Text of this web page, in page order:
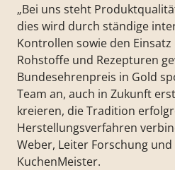
„Bei uns steht
dies wird durch ständige
Kontrollen sowie den
Rohstoffe und Rezepturen
Bundesehrenpreis in Gold
Team an, auch in Zukunft
kreieren, die Tradition
Herstellungsverfahren
Weber, Leiter Forschung
KuchenMeister.